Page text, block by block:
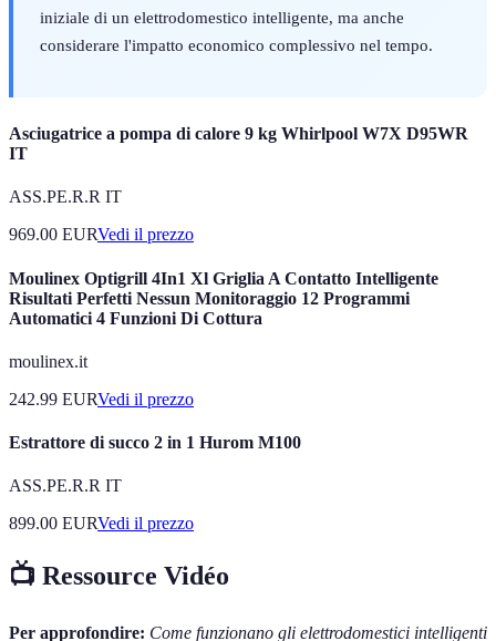
iniziale di un elettrodomestico intelligente, ma anche
considerare l'impatto economico complessivo nel tempo.
Asciugatrice a pompa di calore 9 kg Whirlpool W7X D95WR
IT
ASS.PE.R.R IT
969.00 EURVedi il prezzo
Moulinex Optigrill 4In1 Xl Griglia A Contatto Intelligente
Risultati Perfetti Nessun Monitoraggio 12 Programmi
Automatici 4 Funzioni Di Cottura
moulinex.it
242.99 EURVedi il prezzo
Estrattore di succo 2 in 1 Hurom M100
ASS.PE.R.R IT
899.00 EURVedi il prezzo
📺 Ressource Vidéo
Per approfondire: Come funzionano gli elettrodomestici intelligenti